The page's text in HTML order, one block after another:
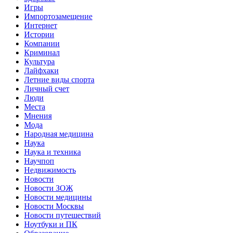
Игры
Импортозамещение
Интернет
Истории
Компании
Криминал
Культура
Лайфхаки
Летние виды спорта
Личный счет
Люди
Места
Мнения
Мода
Народная медицина
Наука
Наука и техника
Научпоп
Недвижимость
Новости
Новости ЗОЖ
Новости медицины
Новости Москвы
Новости путешествий
Ноутбуки и ПК